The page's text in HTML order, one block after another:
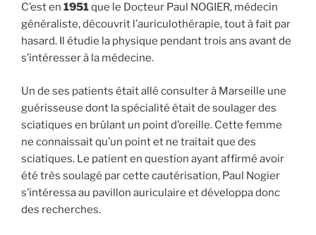
C’est en 1951que le Docteur Paul NOGIER, médecin
généraliste, découvrit l’auriculothérapie, tout à fait par
hasard. Il étudie la physique pendant trois ans avant de
s’intéresser à la médecine.
Un de ses patients était allé consulter à Marseille une
guérisseuse dont la spécialité était de soulager des
sciatiques en brûlant un point d’oreille. Cette femme
ne connaissait qu’un point et ne traitait que des
sciatiques. Le patient en question ayant affirmé avoir
été très soulagé par cette cautérisation, Paul Nogier
s’intéressa au pavillon auriculaire et développa donc
des recherches.